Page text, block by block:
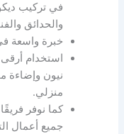
في تركيب
والحدائق
خبرة واسعة
استخدام
نيون وإضاءة
منزلي.
كما نوفر
جميع أعمال